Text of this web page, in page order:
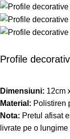
Profile
Dimensiuni: 12cm
Material: Polistiren
Nota: Pretul afisat
livrate pe o lungime